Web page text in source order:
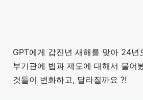
GPT에게 갑진년 새해를 맞아 24년
부기관에 법과 제도에 대해서 물어
것들이 변화하고, 달라질까요 ?!